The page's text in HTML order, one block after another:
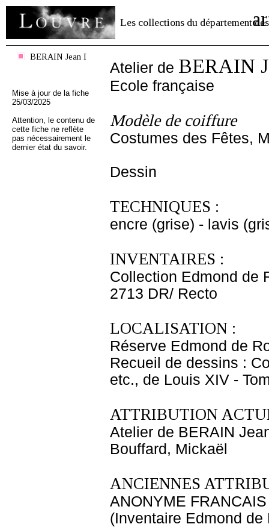
Les collections du département des
BERAIN Jean I
Mise à jour de la fiche
25/03/2025
Attention, le contenu de
cette fiche ne reflète
pas nécessairement le
dernier état du savoir.
Atelier de BERAIN
Ecole française
Modèle de coiffure
Costumes des Fêtes,
Dessin
TECHNIQUES :
encre (grise) - lavis
INVENTAIRES :
Collection Edmond de
2713 DR/ Recto
LOCALISATION :
Réserve Edmond de
Recueil de dessins :
etc., de Louis XIV -
ATTRIBUTION
Atelier de BERAIN
Bouffard, Mickaël
ANCIENNES
ANONYME FRANCAIS
(Inventaire Edmond